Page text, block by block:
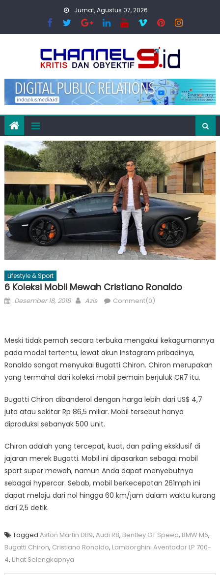
Jumat, Agustus 07, 2026
Lifestyle & Sport
6 Koleksi Mobil Mewah Cristiano Ronaldo
Posted
Desember 18, 2018 Author
Azis Comment(0)
Meski tidak pernah secara terbuka mengakui kekagumannya
pada model tertentu, lewat akun Instagram pribadinya,
Ronaldo sangat menyukai Bugatti Chiron. Chiron merupakan
yang termahal dari koleksi mobil pemain berjuluk CR7 itu.
Bugatti Chiron dibanderol dengan harga lebih dari US$ 4,7
juta atau sekitar Rp 86,5 miliar. Mobil tersebut hanya
diproduksi sebanyak 500 unit.
Chiron adalah yang tercepat, kuat, dan paling eksklusif di
jajaran merek Bugatti. Mobil ini dipasarkan sebagai mobil
sport super mewah, namun Anda dapat menyebutnya
sebagai hypercar. Sebab, mobil berkecepatan 261mph ini
dapat melaju dari nol hingga 60 km/jam dalam waktu kurang
dari 2,5 detik.
Tagged Aston Martin DB9, Audi R8, Bentley GT Speed, BMW M6,
Bugatti Chiron, Cristiano Ronaldo, Lamborghini Aventador LP 700-
4, Lihat Selengkapnya